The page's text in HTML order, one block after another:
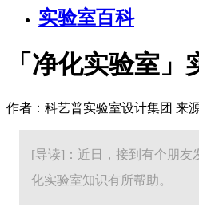
实验室百科
「净化实验室
作者：科艺普实验室设计集团 来
[导读]：近日，接到有个朋友
化实验室知识有所帮助。